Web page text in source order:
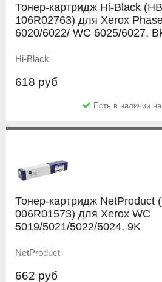
Тонер-картридж Hi-Black
106R02763) для Xerox
6020/6022/ WC 6025/6027,
Hi-Black
618 руб
Есть в наличии
Тонер-картридж NetProduct
006R01573) для Xerox WC
5019/5021/5022/5024, 9K
NetProduct
662 руб